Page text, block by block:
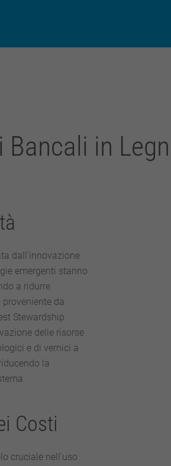
Bancali in
dall’innovazione
emergenti stanno
a ridurre
da
Stewardship
delle risorse
e di vernici a
la
Costi
cruciale nell’uso